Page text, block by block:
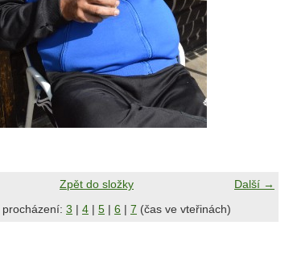
Další →
Zpět do složky
3 | 4 | 5 | 6 | 7 (čas ve vteřinách)